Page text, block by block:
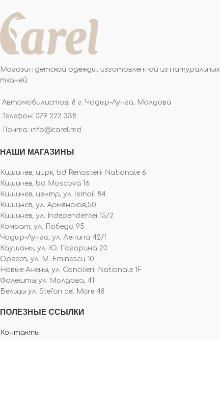
Магазин детской одежды, изготовленной из натуральных
тканей.
Автомобилистов, 8 г. Чадыр-Лунга, Молдова
Телефон: 079 222 338
Почта: info@carel.md
НАШИ МАГАЗИНЫ
Кишинев, цирк, bd Renasterii Nationale 6
Кишинев, bd Moscova 16
Кишинев, центр, ул. Ismail 84
Кишинев, ул. Армянская,50
Кишинев, ул. Independentei 15/2
Комрат, ул. Победа 95
Чадыр-Лунга, ул. Ленина 42/1
Каушаны, ул. Ю. Гагарина 20
Оргеев, ул. M. Eminescu 10
Новые Анены, ул. Concilierii Nationale 1F
Фалешты ул. Молдова, 41
Бельцы ул. Stefan cel Mare 48
ПОЛЕЗНЫЕ ССЫЛКИ
Контакты